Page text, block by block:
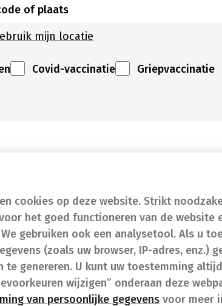
cookies op deze website. Strikt
het goed functioneren van de website
gebruiken ook een analysetool. Als u
(zoals uw browser, IP-adres, enz.)
te genereren. U kunt uw toestemming
wijzigen” onderaan deze
van persoonlijke gegevens voor meer
mijn locatie
Covid-vaccinatie Griepvaccinatie